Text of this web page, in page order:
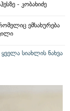
- კობახიძე
ემსახურება
ყველა სიახლის ნახვა